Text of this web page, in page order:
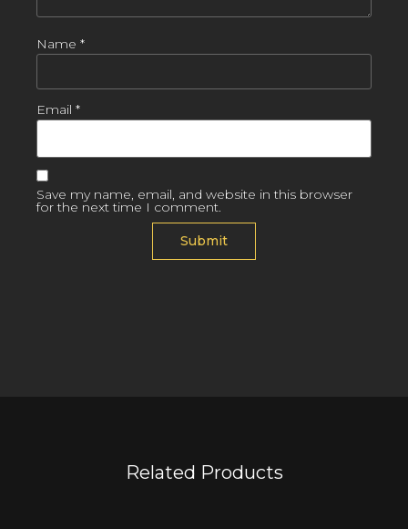
Name *
Email *
Save my name, email, and website in this browser
for the next time I comment.
Related Products